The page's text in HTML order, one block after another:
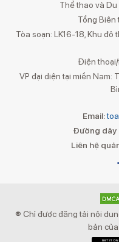
Thể thao và
Tổng Biên
Tòa soạn: LK16-18, Khu đô
Điện
VP đại diện tại miền Nam:
Email:
Đường dây
Liên hệ
® Chỉ được đăng tải nội
bản của